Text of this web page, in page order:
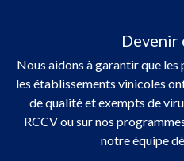
Nous aidons à garantir que
les établissements vinicoles
de qualité et exempts de
RCCV ou sur nos
notre équipe